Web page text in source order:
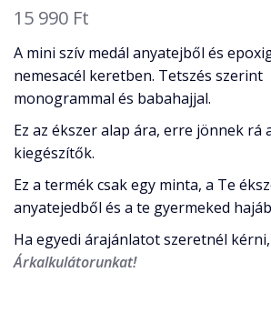
15 990 Ft
A mini szív medál anyatejből és
nemesacél keretben. Tetszés
monogrammal és babahajjal.
Ez az ékszer alap ára, erre jönnek rá
kiegészítők.
Ez a termék csak egy minta, a Te
anyatejedből és a te gyermeked
Ha egyedi árajánlatot szeretnél
Árkalkulátorunkat!